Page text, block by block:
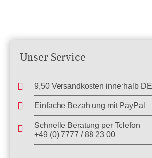
Unser Service
9,50 Versandkosten innerhalb DE
Einfache Bezahlung mit PayPal
Schnelle Beratung per Telefon
+49 (0) 7777 / 88 23 00